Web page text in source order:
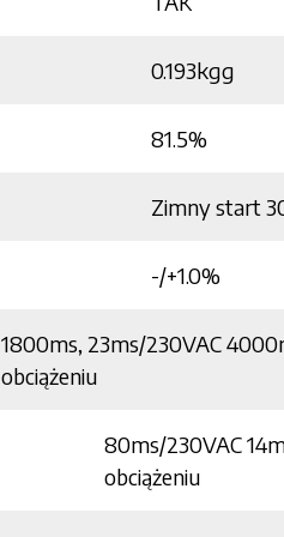
0.193kgg
81.5%
Zimny start
-/+1.0%
1800ms, 23ms/230VAC
obciążeniu
80ms/230VAC
obciążeniu